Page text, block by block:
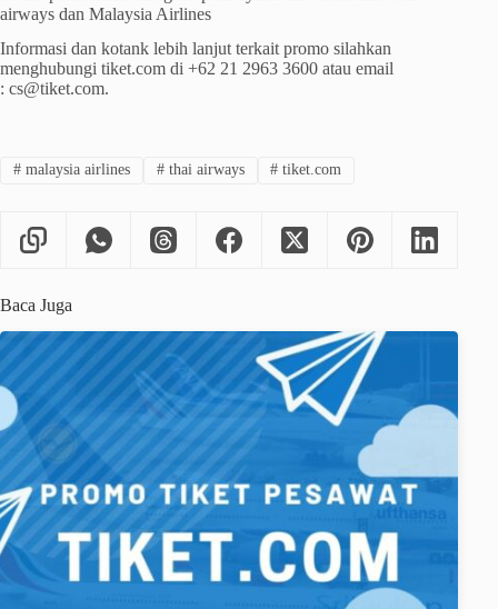
airways dan Malaysia Airlines
Informasi dan kotank lebih lanjut terkait promo silahkan
menghubungi tiket.com di +62 21 2963 3600 atau email
: cs@tiket.com.
#malaysia airlines #thai airways # tiket.com
Baca Juga